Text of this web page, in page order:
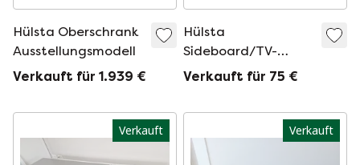
Hülsta Oberschrank
Ausstellungsmodell
Verkauft für 1.939 €
Hülsta
Sideboard/TV-
Schrank
Verkauft für 75 €
Verkauft Verkauft